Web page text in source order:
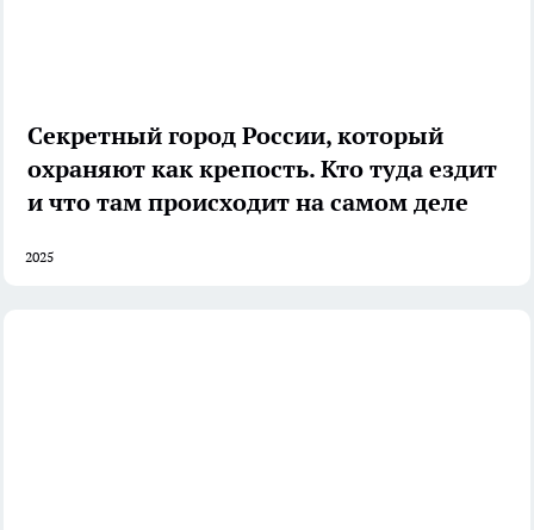
Секретный город России, который
охраняют как крепость. Кто туда ездит
и что там происходит на самом деле
2025